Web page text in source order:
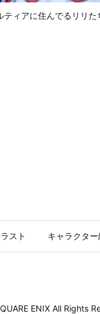
ィアに住んでるリリた
スト キャラクタ
ENIX All Rights